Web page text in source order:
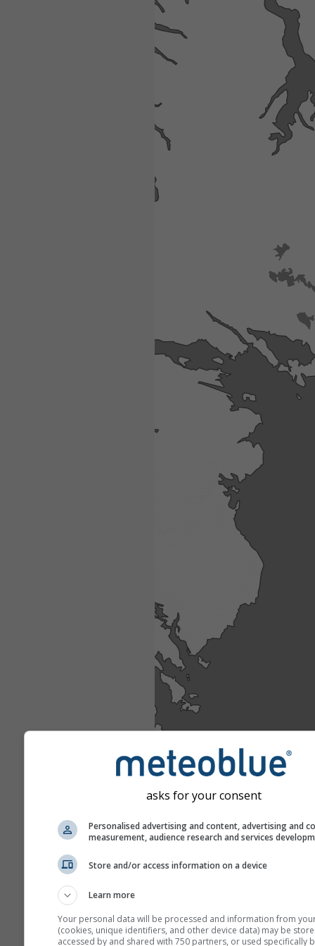
asks for your consent
Personalised advertising and content, advertising and
measurement, audience research and services
Store and/or access information on a device
Learn more
Your personal data will be processed and information from
(cookies, unique identifiers, and other device data) may be
accessed by and shared with 750 partners, or used specifically